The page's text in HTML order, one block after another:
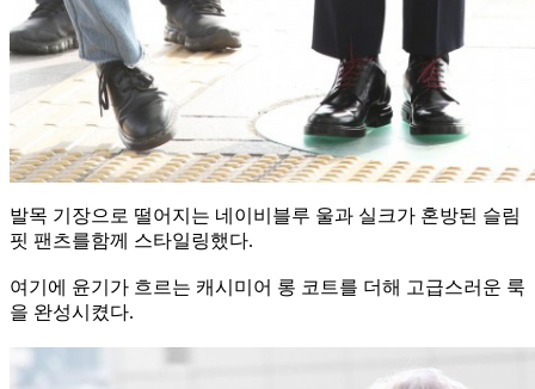
발목 기장으로 떨어지는 네이비블루 울과 실크가 혼방된 슬림
핏 팬츠를함께 스타일링했다.
여기에 윤기가 흐르는 캐시미어 롱 코트를 더해 고급스러운 룩
을 완성시켰다.